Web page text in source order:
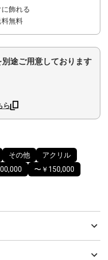
飾れる
無料
途ご用意しております
ら
その他
アクリル
〜￥150,000